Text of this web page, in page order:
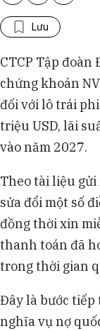
Lưu
CTCP Tập đoàn
chứng khoán
đối với lô trái
triệu USD, lãi
vào năm 2027.
Theo tài liệu
sửa đổi một số
đồng thời xin
thanh toán đã
trong thời gian
Đây là bước
nghĩa vụ nợ